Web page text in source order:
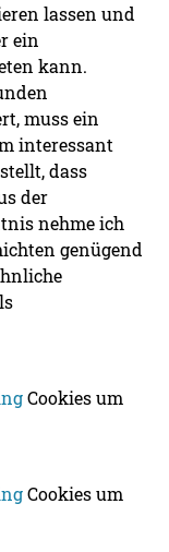
lassen und
ein
kann.
muss ein
interessant
dass
der
nehme ich
genügend
Cookies um
Cookies um